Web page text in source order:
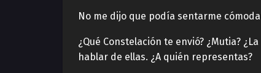
No me dijo que podía sentarme
¿Qué Constelación te envió? ¿Mutia?
hablar de ellas. ¿A quién representas?